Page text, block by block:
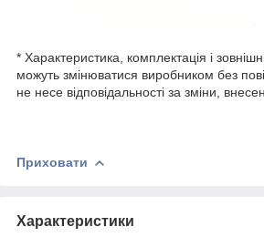
* Характеристика, комплектація і
можуть змінюватися виробником без
не несе відповідальності за зміни,
Приховати
Характеристики